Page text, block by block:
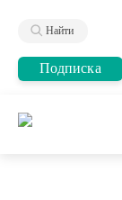
Найти
Подписка